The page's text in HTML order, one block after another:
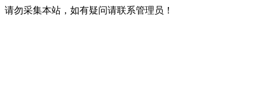
请勿采集本站，如有疑问请联系管理员！